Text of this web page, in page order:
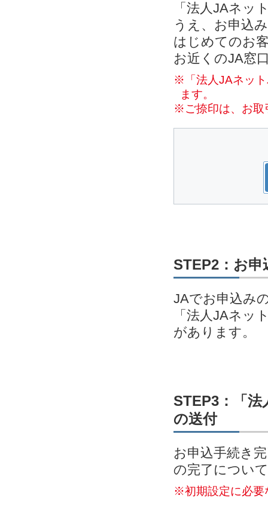
「法人JAネッ
うえ、お申込
はじめてのお
お近くのJA窓
※「法人JAネット
ます。
※ご捺印は、お取
STEP2：お申
JAでお申込み
「法人JAネッ
があります。
STEP3：「
の送付
お申込手続き
の完了につい
※初期設定に必要